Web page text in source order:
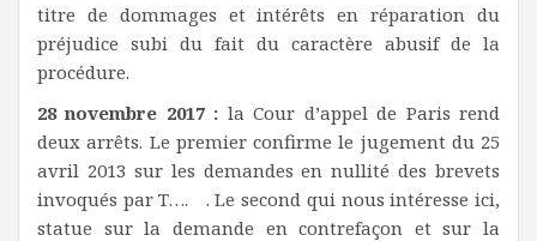
titre de dommages et intérêts en réparation du
préjudice subi du fait du caractère abusif de la
procédure.
28 novembre 2017 : la Cour d’appel de Paris rend
deux arrêts. Le premier confirme le jugement du 25
avril 2013 sur les demandes en nullité des brevets
invoqués par T…. . Le second qui nous intéresse ici,
statue sur la demande en contrefaçon et sur la